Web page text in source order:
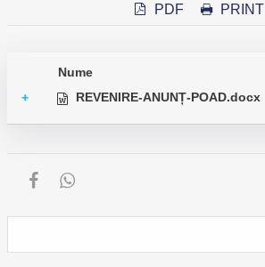
PDF PRINT
Nume
+
REVENIRE-ANUNȚ-POAD.docx